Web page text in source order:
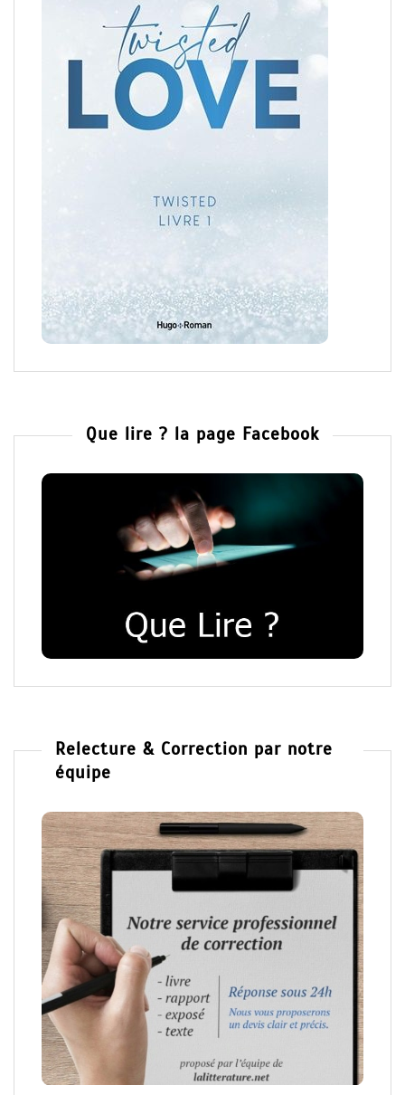
Que lire ? la page Facebook
Relecture & Correction par notre
équipe